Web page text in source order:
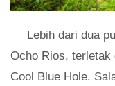
Lebih dari dua
Ocho Rios, terletak
Cool Blue Hole.